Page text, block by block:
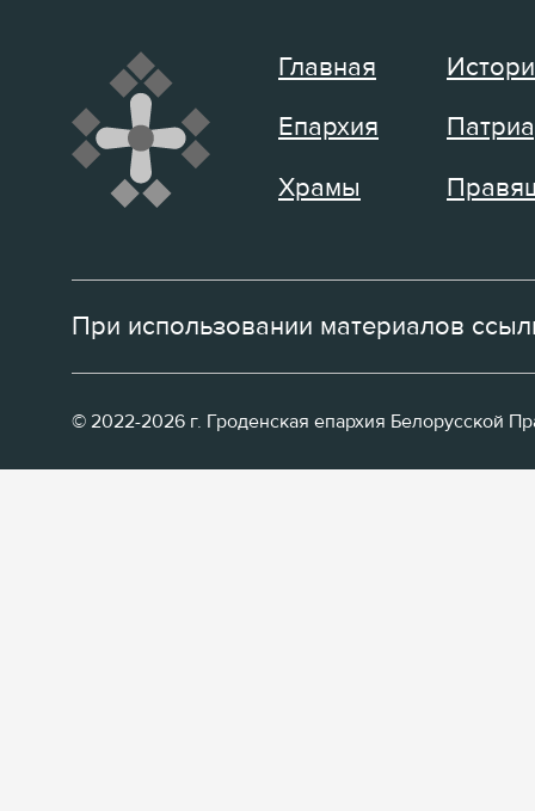
Главная
Епархия
Храмы
При использовании материалов
© 2022-2026 г. Гроденская епархия Белорусской